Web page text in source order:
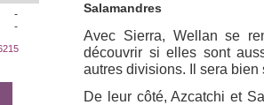
-
-
Salamandres
Avec Sierra, Wellan se
découvrir si elles sont
autres divisions. Il sera
De leur côté, Azcatchi et